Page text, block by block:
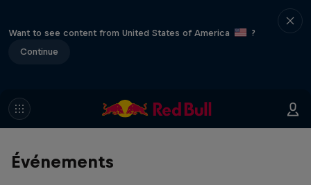
Want to see content from United States of America
?
Continue
Événements